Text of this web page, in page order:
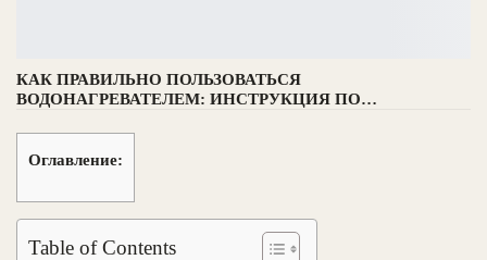
КАК ПРАВИЛЬНО ПОЛЬЗОВАТЬСЯ
ВОДОНАГРЕВАТЕЛЕМ: ИНСТРУКЦИЯ ПО…
Оглавление:
Table of Contents